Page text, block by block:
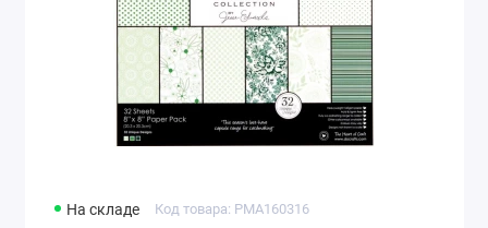
На складе Код товара: PMA160316